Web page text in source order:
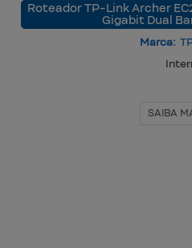
Roteador TP-Link Archer
Gigabit Dual
Marca:
SAIBA